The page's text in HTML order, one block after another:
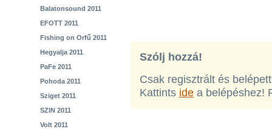
Balatonsound 2011
EFOTT 2011
Fishing on Orfű 2011
Hegyalja 2011
PaFe 2011
Pohoda 2011
Sziget 2011
SZIN 2011
Volt 2011
Szólj hozzá!
Csak regisztrált és
Kattints ide a belépéshez!